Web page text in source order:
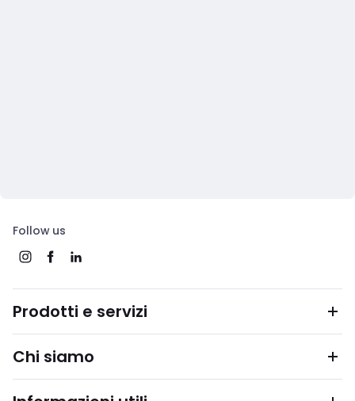
Follow us
Prodotti e servizi
Chi siamo